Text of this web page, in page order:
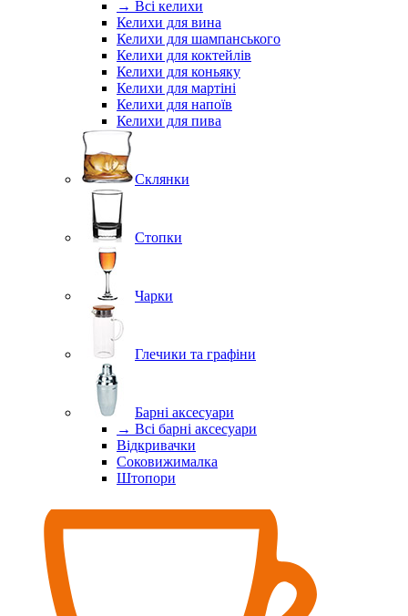
→ Всі келихи
Келихи для вина
Келихи для шампанського
Келихи для коктейлів
Келихи для коньяку
Келихи для мартіні
Келихи для напоїв
Келихи для пива
Склянки
Стопки
Чарки
Глечики та графіни
Барні аксесуари
→ Всі барні аксесуари
Відкривачки
Соковижималка
Штопори